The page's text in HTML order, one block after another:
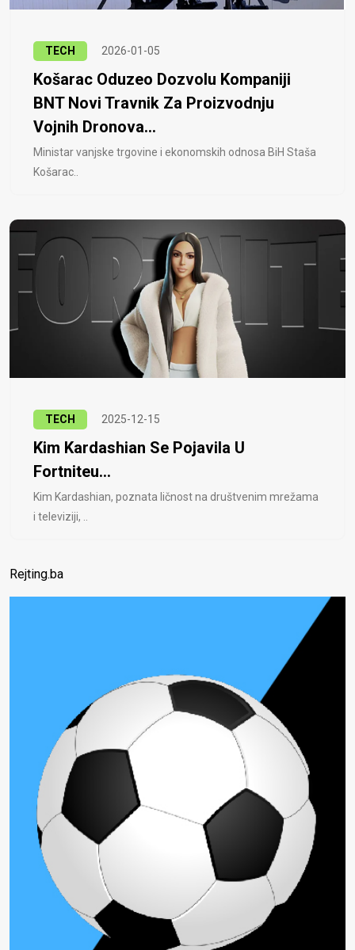
TECH 2026-01-05
Košarac Oduzeo Dozvolu Kompaniji
BNT Novi Travnik Za Proizvodnju
Vojnih Dronova...
Ministar vanjske trgovine i ekonomskih odnosa BiH Staša
Košarac..
TECH 2025-12-15
Kim Kardashian Se Pojavila U
Fortniteu...
Kim Kardashian, poznata ličnost na društvenim mrežama
i televiziji, ..
Rejting.ba